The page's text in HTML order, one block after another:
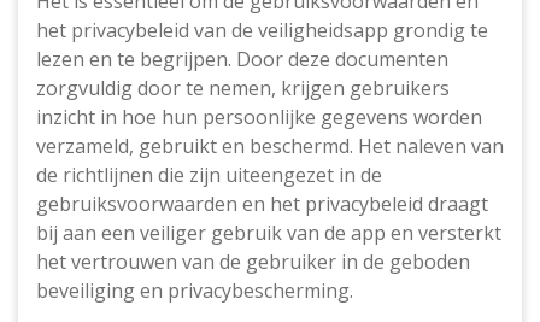
het privacybeleid van de veiligheidsapp grondig te
lezen en te begrijpen. Door deze documenten
zorgvuldig door te nemen, krijgen gebruikers
inzicht in hoe hun persoonlijke gegevens worden
verzameld, gebruikt en beschermd. Het naleven van
de richtlijnen die zijn uiteengezet in de
gebruiksvoorwaarden en het privacybeleid draagt
bij aan een veiliger gebruik van de app en versterkt
het vertrouwen van de gebruiker in de geboden
beveiliging en privacybescherming.